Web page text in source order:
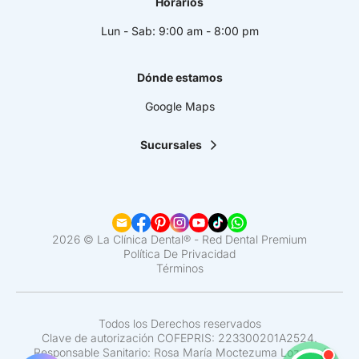
Lun - Sab: 9:00 am - 8:00 pm
Dónde estamos
Google Maps
Sucursales
La Clínica Dental | Narvarte
La Clínica Dental | Santa Fe
La Clínica Dental | Coapa
La Clínica Dental | Satélite
La Clínica Dental | Interlomas
2026 © La Clínica Dental® - Red Dental Premium
Política De Privacidad
Términos
Todos los Derechos reservados
Clave de autorización COFEPRIS: 223300201A2524.
Responsable Sanitario: Rosa María Moctezuma Lozano /